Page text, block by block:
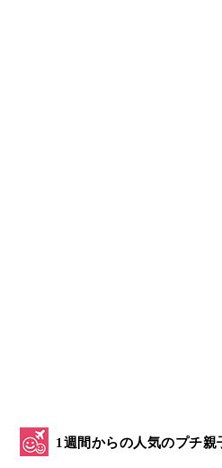
1週間からの人気のプチ親